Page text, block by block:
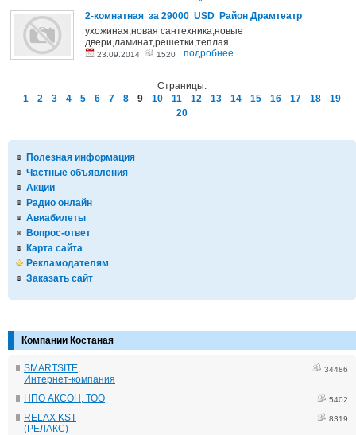
Полезная информация
Частные объявления
Акции
Радио онлайн
Авиабилеты
Вопрос-ответ
Карта сайта
Рекламодателям
Заказать сайт
Компании Костаная
SMARTSITE,
Интернет-компания
34486
НПО АКСОН, ТОО 5402
RELAX KST
(РЕЛАКС)
8319
2-комнатная за 29000 USD Район Драмтеатр
ухожиная,новая сантехника,новые
двери,ламинат,решетки,теплая...
23.09.2014 1520 подробнее
Страницы:
1
2 3 4 5 6 7 8 9 10 11 12 13 14 15 16 17 18
19
20